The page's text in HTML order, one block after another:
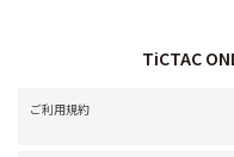
TiCTAC
ご利用規約